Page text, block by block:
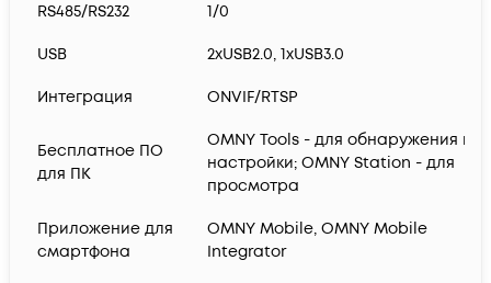
RS485/RS232 1/0
USB 2xUSB2.0, 1xUSB3.0
Интеграция ONVIF/RTSP
Бесплатное ПО
для ПК
OMNY Tools - для обнаружения и
настройки; OMNY Station - для
просмотра
Приложение для
смартфона
OMNY Mobile, OMNY Mobile
Integrator